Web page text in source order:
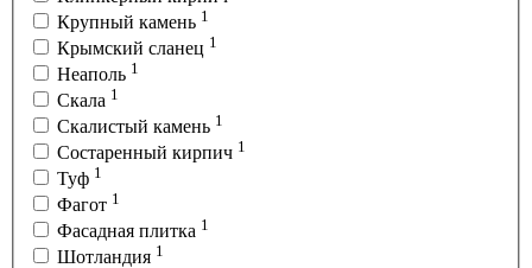
Крупный камень 1
Крымский сланец 1
Неаполь 1
Скала 1
Скалистый камень 1
Состаренный кирпич 1
Туф 1
Фагот 1
Фасадная плитка 1
Шотландия 1